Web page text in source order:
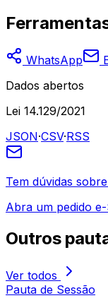
WhatsApp
Dados abertos
Lei 14.129/2021
JSON·CSV·RSS
Tem dúvidas
Abra um pedido
Outros
Ver todos
Pauta de Sessão